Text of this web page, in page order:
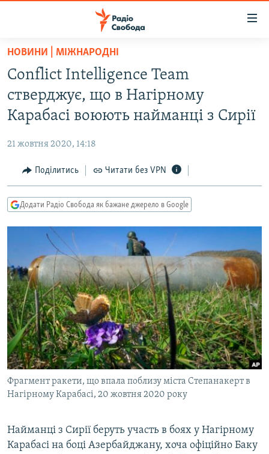
Перейти
основного
матеріалу
Перейти
до
основної
Перейти
до
пошуку
РАДІО СВОБОДА – 70 РОКІВ
СТАТТІ
СУСПІЛЬСТВО
УКРАЇНА
СВІТ
РОСІЙСЬКА «ФІЛЬТРАЦІЯ»
ДОНБАС.РЕАЛІЇ
ТИ ЯК?
КИТАЙ.ВИКЛИКИ
МУЛЬТИМЕДІА
ФОТО
СПЕЦПРОЄКТИ
ПОДКАСТИ
КРИМ РЕАЛІЇ
РУС
КТАТ
НОВИНИ | МІЖНАРОДНІ
Conflict Intelligence Team
стверджує, що в Нагірному
Карабасі воюють найманці з Сирії
21 жовтня 2020, 14:18
Поділитись Читати без VPN
Додати Радіо Свобода як бажане джерело в Google
Фрагмент ракети, що впала поблизу міста Степанакерт в
Нагірному Карабасі, 20 жовтня 2020 року
Найманці з Сирії беруть участь в боях у Нагірному
Карабасі на боці Азербайджану, хоча офіційно Баку